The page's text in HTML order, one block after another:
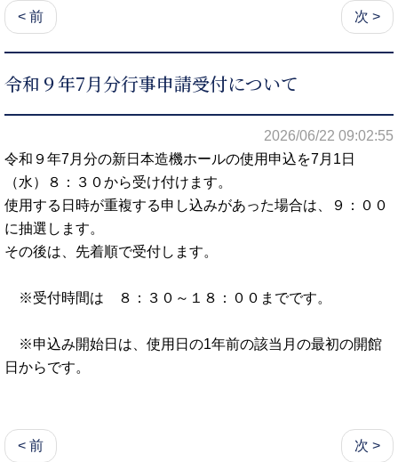
< 前 次 >
令和９年7月分行事申請受付について
2026/06/22 09:02:55
令和９年7月分の新日本造機ホールの使用申込を7月1日
（水）８：３０から受け付けます。
使用する日時が重複する申し込みがあった場合は、９：００
に抽選します。
その後は、先着順で受付します。
※受付時間は ８：３０～１８：００までです。
※申込み開始日は、使用日の1年前の該当月の最初の開館
日からです。
< 前 次 >